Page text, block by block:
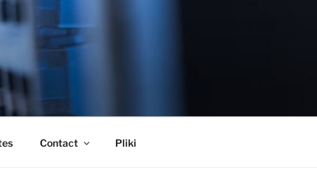
Contact Pliki